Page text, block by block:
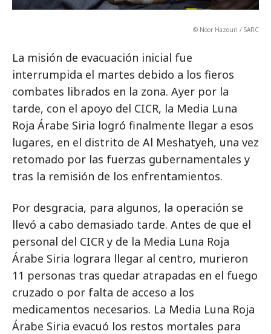
© Noor Hazouri / SARC
La misión de evacuación inicial fue
interrumpida el martes debido a los fieros
combates librados en la zona. Ayer por la
tarde, con el apoyo del CICR, la Media Luna
Roja Árabe Siria logró finalmente llegar a esos
lugares, en el distrito de Al Meshatyeh, una vez
retomado por las fuerzas gubernamentales y
tras la remisión de los enfrentamientos.
Por desgracia, para algunos, la operación se
llevó a cabo demasiado tarde. Antes de que el
personal del CICR y de la Media Luna Roja
Árabe Siria lograra llegar al centro, murieron
11 personas tras quedar atrapadas en el fuego
cruzado o por falta de acceso a los
medicamentos necesarios. La Media Luna Roja
Árabe Siria evacuó los restos mortales para